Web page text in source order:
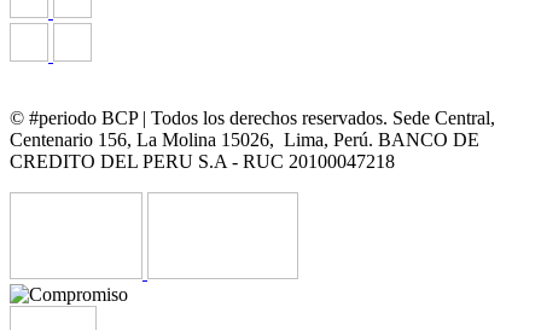
© #periodo BCP | Todos los derechos reservados. Sede Central,
Centenario 156, La Molina 15026, Lima, Perú. BANCO DE
CREDITO DEL PERU S.A - RUC 20100047218